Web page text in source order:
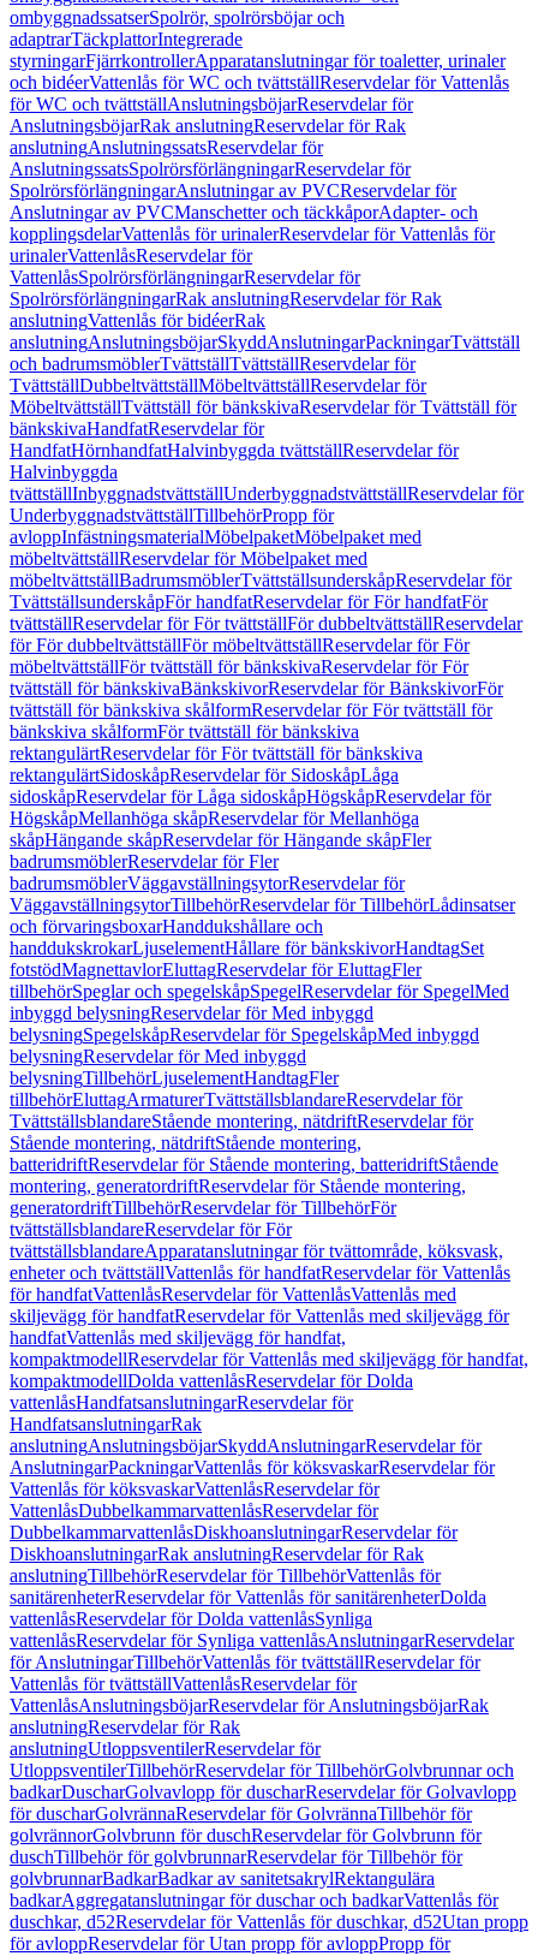
ombyggnadssatserSpolrör, spolrörsböjar och
adaptrarTäckplattorIntegrerade
styrningarFjärrkontrollerApparatanslutningar för toaletter, urinaler
och bidéerVattenlås för WC och tvättställReservdelar för Vattenlås
för WC och tvättställAnslutningsböjarReservdelar för
AnslutningsböjarRak anslutningReservdelar för Rak
anslutningAnslutningssatsReservdelar för
AnslutningssatsSpolrörsförlängningarReservdelar för
SpolrörsförlängningarAnslutningar av PVCReservdelar för
Anslutningar av PVCManschetter och täckkåporAdapter- och
kopplingsdelarVattenlås för urinalerReservdelar för Vattenlås för
urinalerVattenlåsReservdelar för
VattenlåsSpolrörsförlängningarReservdelar för
SpolrörsförlängningarRak anslutningReservdelar för Rak
anslutningVattenlås för bidéerRak
anslutningAnslutningsböjarSkyddAnslutningarPackningarTvättställ
och badrumsmöblerTvättställTvättställReservdelar för
TvättställDubbeltvättställMöbeltvättställReservdelar för
MöbeltvättställTvättställ för bänkskivaReservdelar för Tvättställ för
bänkskivaHandfatReservdelar för
HandfatHörnhandfatHalvinbyggda tvättställReservdelar för
Halvinbyggda
tvättställInbyggnadstvättställUnderbyggnadstvättställReservdelar för
UnderbyggnadstvättställTillbehörPropp för
avloppInfästningsmaterialMöbelpaketMöbelpaket med
möbeltvättställReservdelar för Möbelpaket med
möbeltvättställBadrumsmöblerTvättställsunderskåpReservdelar för
TvättställsunderskåpFör handfatReservdelar för För handfatFör
tvättställReservdelar för För tvättställFör dubbeltvättställReservdelar
för För dubbeltvättställFör möbeltvättställReservdelar för För
möbeltvättställFör tvättställ för bänkskivaReservdelar för För
tvättställ för bänkskivaBänkskivorReservdelar för BänkskivorFör
tvättställ för bänkskiva skålformReservdelar för För tvättställ för
bänkskiva skålformFör tvättställ för bänkskiva
rektangulärtReservdelar för För tvättställ för bänkskiva
rektangulärtSidoskåpReservdelar för SidoskåpLåga
sidoskåpReservdelar för Låga sidoskåpHögskåpReservdelar för
HögskåpMellanhöga skåpReservdelar för Mellanhöga
skåpHängande skåpReservdelar för Hängande skåpFler
badrumsmöblerReservdelar för Fler
badrumsmöblerVäggavställningsytorReservdelar för
VäggavställningsytorTillbehörReservdelar för TillbehörLådinsatser
och förvaringsboxarHanddukshållare och
handdukskrokarLjuselementHållare för bänkskivorHandtagSet
fotstödMagnettavlorEluttagReservdelar för EluttagFler
tillbehörSpeglar och spegelskåpSpegelReservdelar för SpegelMed
inbyggd belysningReservdelar för Med inbyggd
belysningSpegelskåpReservdelar för SpegelskåpMed inbyggd
belysningReservdelar för Med inbyggd
belysningTillbehörLjuselementHandtagFler
tillbehörEluttagArmaturerTvättställsblandareReservdelar för
TvättställsblandareStående montering, nätdriftReservdelar för
Stående montering, nätdriftStående montering,
batteridriftReservdelar för Stående montering, batteridriftStående
montering, generatordriftReservdelar för Stående montering,
generatordriftTillbehörReservdelar för TillbehörFör
tvättställsblandareReservdelar för För
tvättställsblandareApparatanslutningar för tvättområde, köksvask,
enheter och tvättställVattenlås för handfatReservdelar för Vattenlås
för handfatVattenlåsReservdelar för VattenlåsVattenlås med
skiljevägg för handfatReservdelar för Vattenlås med skiljevägg för
handfatVattenlås med skiljevägg för handfat,
kompaktmodellReservdelar för Vattenlås med skiljevägg för handfat,
kompaktmodellDolda vattenlåsReservdelar för Dolda
vattenlåsHandfatsanslutningarReservdelar för
HandfatsanslutningarRak
anslutningAnslutningsböjarSkyddAnslutningarReservdelar för
AnslutningarPackningarVattenlås för köksvaskarReservdelar för
Vattenlås för köksvaskarVattenlåsReservdelar för
VattenlåsDubbelkammarvattenlåsReservdelar för
DubbelkammarvattenlåsDiskhoanslutningarReservdelar för
DiskhoanslutningarRak anslutningReservdelar för Rak
anslutningTillbehörReservdelar för TillbehörVattenlås för
sanitärenheterReservdelar för Vattenlås för sanitärenheterDolda
vattenlåsReservdelar för Dolda vattenlåsSynliga
vattenlåsReservdelar för Synliga vattenlåsAnslutningarReservdelar
för AnslutningarTillbehörVattenlås för tvättställReservdelar för
Vattenlås för tvättställVattenlåsReservdelar för
VattenlåsAnslutningsböjarReservdelar för AnslutningsböjarRak
anslutningReservdelar för Rak
anslutningUtloppsventilerReservdelar för
UtloppsventilerTillbehörReservdelar för TillbehörGolvbrunnar och
badkarDuscharGolvavlopp för duscharReservdelar för Golvavlopp
för duscharGolvrännaReservdelar för GolvrännaTillbehör för
golvrännorGolvbrunn för duschReservdelar för Golvbrunn för
duschTillbehör för golvbrunnarReservdelar för Tillbehör för
golvbrunnarBadkarBadkar av sanitetsakrylRektangulära
badkarAggregatanslutningar för duschar och badkarVattenlås för
duschkar, d52Reservdelar för Vattenlås för duschkar, d52Utan propp
för avloppReservdelar för Utan propp för avloppPropp för